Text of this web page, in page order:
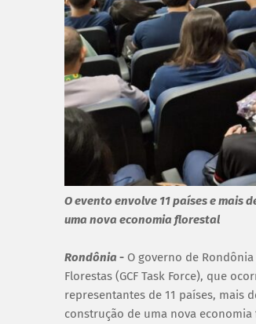
O evento envolve 11 países e
uma nova economia florestal
Rondônia - O governo de
Florestas (GCF Task Force), que
representantes de 11 países, mais
construção de uma nova